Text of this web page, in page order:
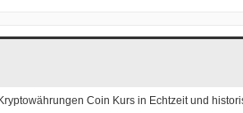
Coin Kursin Echtzeit und